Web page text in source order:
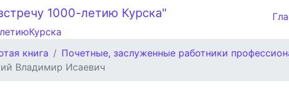
книга
Почетные, заслуженные работники
Владимир Исаевич